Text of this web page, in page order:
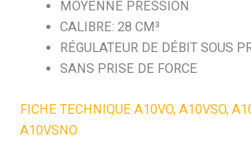
MOYENNE PRESSION
CALIBRE: 28 CM³
RÉGULATEUR DE DÉBIT SOUS
SANS PRISE DE FORCE
FICHE TECHNIQUE A10VO, A10VSO,
A10VSNO